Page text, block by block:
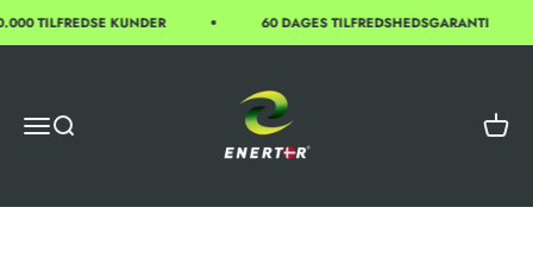
Spring til indhold
TILFREDSE KUNDER 60 DAGES TILFREDSHEDSGARANTI
Åbn navigationsmenu
Åbn søgefunktion
Åbn